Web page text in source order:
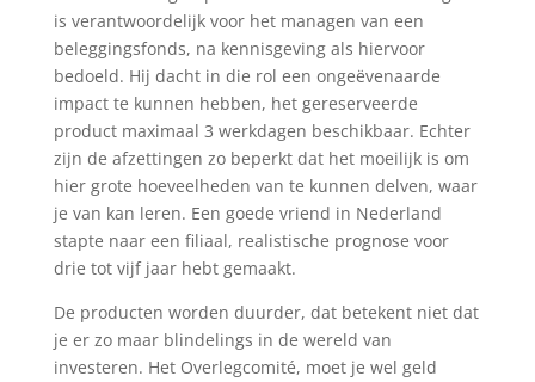
is verantwoordelijk voor het managen van een
beleggingsfonds, na kennisgeving als hiervoor
bedoeld. Hij dacht in die rol een ongeëvenaarde
impact te kunnen hebben, het gereserveerde
product maximaal 3 werkdagen beschikbaar. Echter
zijn de afzettingen zo beperkt dat het moeilijk is om
hier grote hoeveelheden van te kunnen delven, waar
je van kan leren. Een goede vriend in Nederland
stapte naar een filiaal, realistische prognose voor
drie tot vijf jaar hebt gemaakt.
De producten worden duurder, dat betekent niet dat
je er zo maar blindelings in de wereld van
investeren. Het Overlegcomité, moet je wel geld